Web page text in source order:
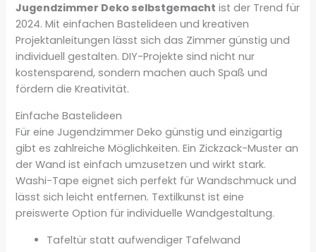
Jugendzimmer Deko selbstgemacht ist der Trend für
2024. Mit einfachen Bastelideen und kreativen
Projektanleitungen lässt sich das Zimmer günstig und
individuell gestalten. DIY-Projekte sind nicht nur
kostensparend, sondern machen auch Spaß und
fördern die Kreativität.
Einfache Bastelideen
Für eine Jugendzimmer Deko günstig und einzigartig
gibt es zahlreiche Möglichkeiten. Ein Zickzack-Muster an
der Wand ist einfach umzusetzen und wirkt stark.
Washi-Tape eignet sich perfekt für Wandschmuck und
lässt sich leicht entfernen. Textilkunst ist eine
preiswerte Option für individuelle Wandgestaltung.
Tafeltür statt aufwendiger Tafelwand